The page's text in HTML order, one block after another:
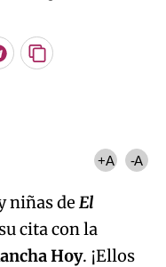
Copiar
+A -A
niñas de El
cita con la
Hoy. ¡Ellos